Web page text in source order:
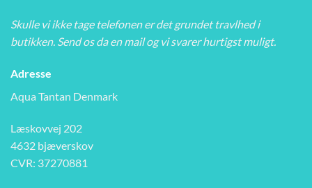
Skulle vi ikke tage telefonen er det grundet travlhed i
butikken. Send os da en mail og vi svarer hurtigst muligt.
Adresse
Aqua Tantan Denmark
Læskovvej 202
4632 bjæverskov
CVR: 37270881